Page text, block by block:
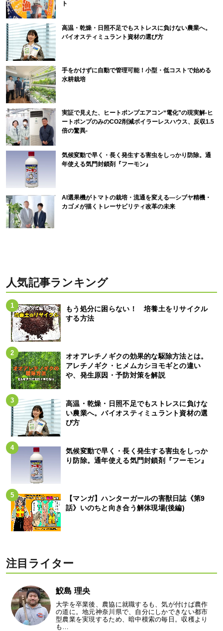
ト
高温・乾燥・日照不足でもストレスに負けない農業へ。
バイオスティミュラント資材の選び方
手をかけずに自動で管理可能！小型・低コストで始める
水耕栽培
実証で見えた、ヒートポンプエアコン“電化”の現実解-ヒ
ートポンプのみのCO2削減ボイラーレスハウス、反収1.5
倍の驚異-
気候変動で早く・長く発生する害虫をしっかり防除。通
年使える気門封鎖剤『フーモン』
AI選果機がトマトの栽培・流通を変える―シブヤ精機・
カゴメが描くトレーサビリティ改革の未来
人気記事ランキング
もう処分に困らない！ 培養土をリサイクル
する方法
オオアレチノギクの効果的な駆除方法とは。
アレチノギク・ヒメムカシヨモギとの違い
や、発生原因・予防対策を解説
高温・乾燥・日照不足でもストレスに負けな
い農業へ。バイオスティミュラント資材の選
び方
気候変動で早く・長く発生する害虫をしっか
り防除。通年使える気門封鎖剤『フーモン』
【マンガ】ハンターガールの害獣日誌《第9
話》いのちと向き合う解体現場(後編)
注目ライター
鮫島 理央
大学を卒業後、農協に就職するも、気が付けば農作
の道に。地元神奈川県で、自分にしかできない都市
型農業を実現するため、暗中模索の毎日。収穫より
も…